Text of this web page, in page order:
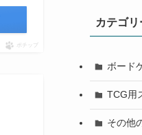
ポチップ
カテゴリ
ボード
TCG用
その他